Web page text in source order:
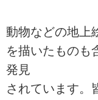
動物などの地上
を描いたものも
発見
されています。